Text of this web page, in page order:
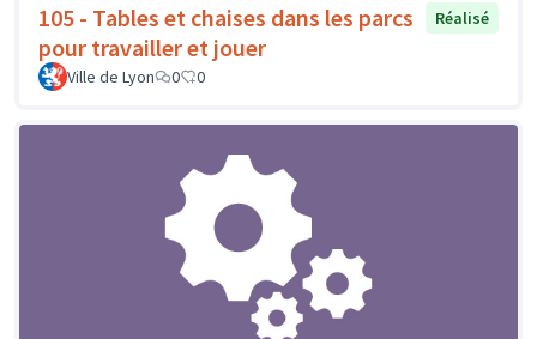
105 - Tables et chaises dans les parcs
pour travailler et jouer
Réalisé
Ville de Lyon 0 0